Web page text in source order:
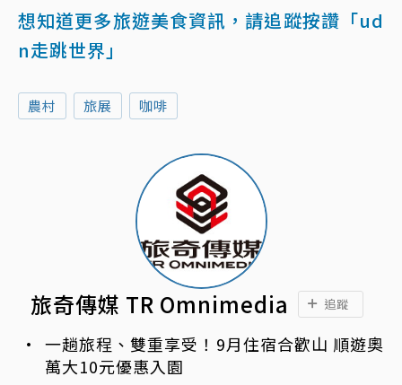
想知道更多旅遊美食資訊，請追蹤按讚「ud
n走跳世界」
農村 旅展 咖啡
旅奇傳媒 TR Omnimedia 追蹤
一趟旅程、雙重享受！9月住宿合歡山 順遊奧
萬大10元優惠入園